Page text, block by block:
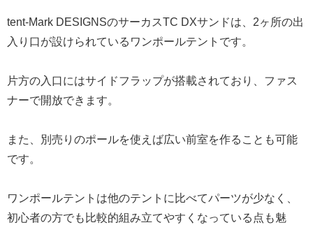
tent-Mark DESIGNSのサーカスTC DXサンドは、2ヶ所の出
入り口が設けられているワンポールテントです。
片方の入口にはサイドフラップが搭載されており、ファス
ナーで開放できます。
また、別売りのポールを使えば広い前室を作ることも可能
です。
ワンポールテントは他のテントに比べてパーツが少なく、
初心者の方でも比較的組み立てやすくなっている点も魅